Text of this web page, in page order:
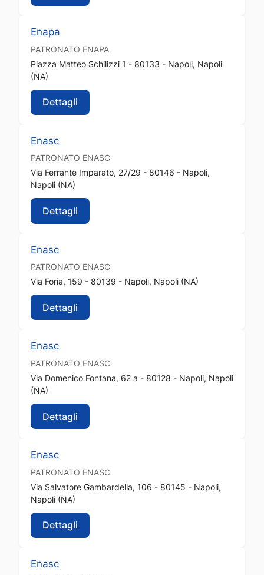
Enapa
PATRONATO ENAPA
Piazza Matteo Schilizzi 1 - 80133 - Napoli, Napoli
(NA)
Dettagli
Enasc
PATRONATO ENASC
Via Ferrante Imparato, 27/29 - 80146 - Napoli,
Napoli (NA)
Dettagli
Enasc
PATRONATO ENASC
Via Foria, 159 - 80139 - Napoli, Napoli (NA)
Dettagli
Enasc
PATRONATO ENASC
Via Domenico Fontana, 62 a - 80128 - Napoli, Napoli
(NA)
Dettagli
Enasc
PATRONATO ENASC
Via Salvatore Gambardella, 106 - 80145 - Napoli,
Napoli (NA)
Dettagli
Enasc